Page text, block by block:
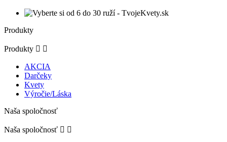
Produkty
Produkty  
AKCIA
Darčeky
Kvety
Výročie/Láska
Naša spoločnosť
Naša spoločnosť  